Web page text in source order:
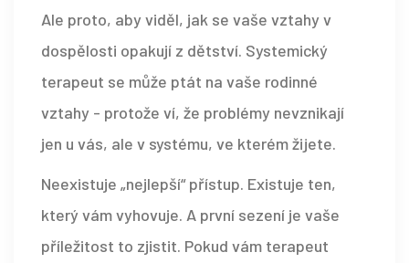
Ale proto, aby viděl, jak se vaše vztahy v
dospělosti opakují z dětství. Systemický
terapeut se může ptát na vaše rodinné
vztahy - protože ví, že problémy nevznikají
jen u vás, ale v systému, ve kterém žijete.
Neexistuje „nejlepší“ přístup. Existuje ten,
který vám vyhovuje. A první sezení je vaše
příležitost to zjistit. Pokud vám terapeut